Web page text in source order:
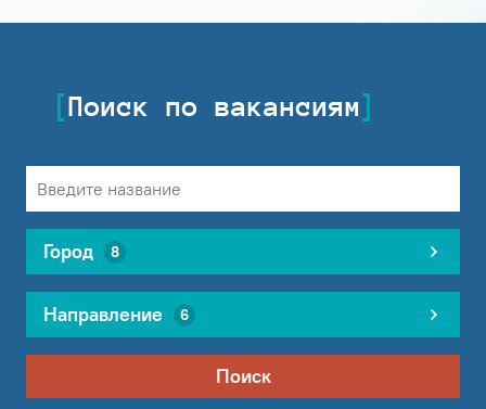
Поиск по вакансиям
Город 8
Направление 6
Поиск